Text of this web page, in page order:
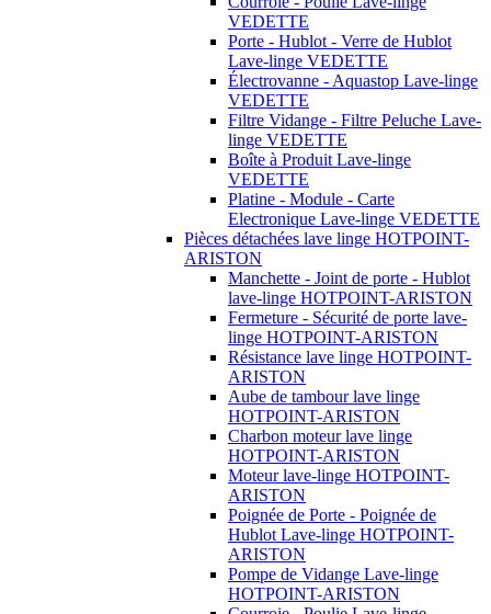
VEDETTE
Porte - Hublot - Verre de Hublot
Lave-linge VEDETTE
Électrovanne - Aquastop Lave-linge
VEDETTE
Filtre Vidange - Filtre Peluche Lave-
linge VEDETTE
Boîte à Produit Lave-linge
VEDETTE
Platine - Module - Carte
Electronique Lave-linge VEDETTE
Pièces détachées lave linge HOTPOINT-
ARISTON
Manchette - Joint de porte - Hublot
lave-linge HOTPOINT-ARISTON
Fermeture - Sécurité de porte lave-
linge HOTPOINT-ARISTON
Résistance lave linge HOTPOINT-
ARISTON
Aube de tambour lave linge
HOTPOINT-ARISTON
Charbon moteur lave linge
HOTPOINT-ARISTON
Moteur lave-linge HOTPOINT-
ARISTON
Poignée de Porte - Poignée de
Hublot Lave-linge HOTPOINT-
ARISTON
Pompe de Vidange Lave-linge
HOTPOINT-ARISTON